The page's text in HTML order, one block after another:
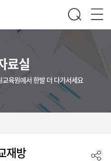
료실
육원에서 한발 더 다가서세요
재방